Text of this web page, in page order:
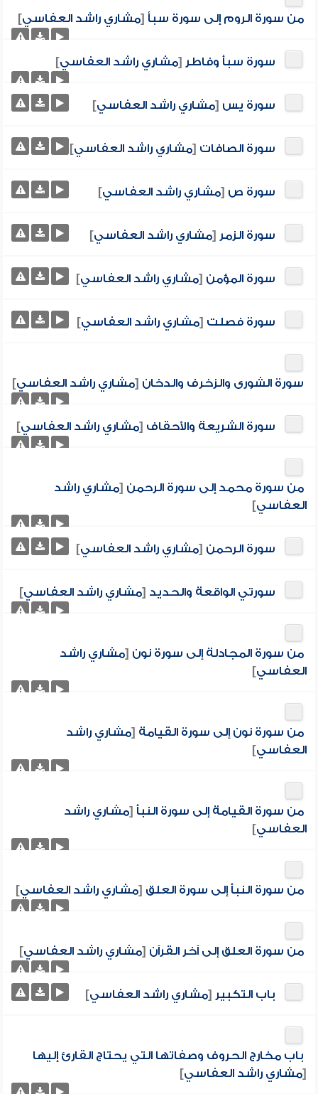
من سورة الروم إلى سورة سبأ [مشاري راشد العفاسي]
سورة سبأ وفاطر [مشاري راشد العفاسي]
سورة يس [مشاري راشد العفاسي]
سورة الصافات [مشاري راشد العفاسي]
سورة ص [مشاري راشد العفاسي]
سورة الزمر [مشاري راشد العفاسي]
سورة المؤمن [مشاري راشد العفاسي]
سورة فصلت [مشاري راشد العفاسي]
سورة الشورى والزخرف والدخان [مشاري راشد العفاسي]
سورة الشريعة والأحقاف [مشاري راشد العفاسي]
من سورة محمد إلى سورة الرحمن [مشاري راشد
العفاسي]
سورة الرحمن [مشاري راشد العفاسي]
سورتي الواقعة والحديد [مشاري راشد العفاسي]
من سورة المجادلة إلى سورة نون [مشاري راشد
العفاسي]
من سورة نون إلى سورة القيامة [مشاري راشد
العفاسي]
من سورة القيامة إلى سورة النبأ [مشاري راشد
العفاسي]
من سورة النبأ إلى سورة العلق [مشاري راشد العفاسي]
من سورة العلق إلى آخر القرآن [مشاري راشد العفاسي]
باب التكبير [مشاري راشد العفاسي]
باب مخارج الحروف وصفاتها التي يحتاج القارئ إليها
[مشاري راشد العفاسي]